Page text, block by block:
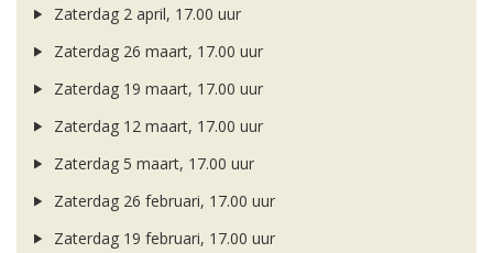
Zaterdag 2 april, 17.00 uur
Zaterdag 26 maart, 17.00 uur
Zaterdag 19 maart, 17.00 uur
Zaterdag 12 maart, 17.00 uur
Zaterdag 5 maart, 17.00 uur
Zaterdag 26 februari, 17.00 uur
Zaterdag 19 februari, 17.00 uur